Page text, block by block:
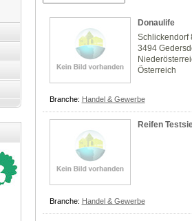
Donaulife
Schlickendorf
3494
Österreich
Branche: Handel & Gewerbe
Reifen
Branche: Handel & Gewerbe